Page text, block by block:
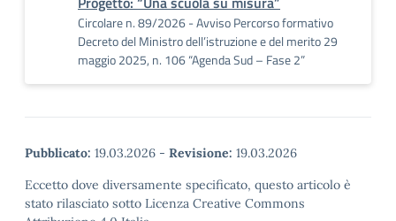
Circolare n. 89/2026 - Avviso Percorso formativo
Decreto del Ministro dell’istruzione e del merito 29
maggio 2025, n. 106 “Agenda Sud – Fase 2”
Pubblicato: 19.03.2026 - Revisione: 19.03.2026
Eccetto dove diversamente specificato, questo articolo è
stato rilasciato sotto Licenza Creative Commons